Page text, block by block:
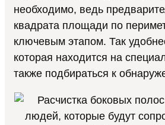
необходимо, ведь
квадрата площади по
ключевым этапом. Так
которая находится на
также подбираться к